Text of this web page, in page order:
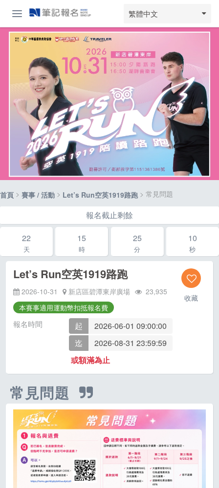
繁體中文
首頁 > 賽事 / 活動 > Let’s Run空英1919路跑 > 常見問題
報名截止剩餘
22
天
15
時
25
分
09
秒
收藏
Let’s Run空英1919路跑
2026-10-31 新店區碧潭東岸廣場
23,935
本賽事適用運動幣扣抵報名費
報名時間 起
2026-06-01 09:00:00
迄
2026-08-31 23:59:59
或額滿為止
常見問題